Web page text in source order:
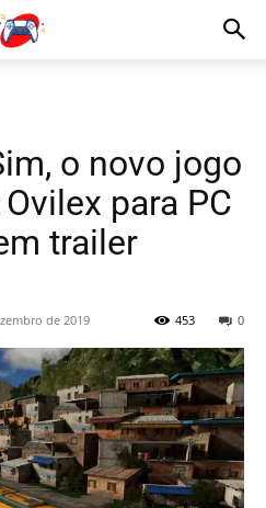
o novo jogo
para PC
trailer
de 2019 0
453